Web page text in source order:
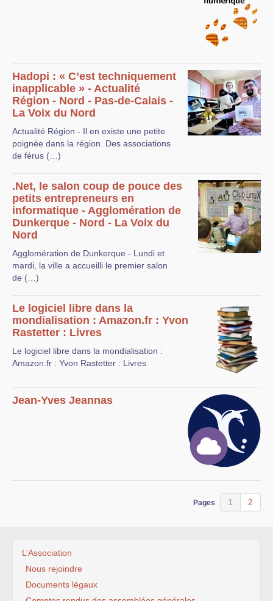
Hadopi : « C’est techniquement
inapplicable » - Actualité
Région - Nord - Pas-de-Calais -
La Voix du Nord
Actualité Région - Il en existe une petite
poignée dans la région. Des associations
de férus (…)
.Net, le salon coup de pouce des
petits entrepreneurs en
informatique - Agglomération de
Dunkerque - Nord - La Voix du
Nord
Agglomération de Dunkerque - Lundi et
mardi, la ville a accueilli le premier salon
de (…)
Le logiciel libre dans la
mondialisation : Amazon.fr : Yvon
Rastetter : Livres
Le logiciel libre dans la mondialisation :
Amazon.fr : Yvon Rastetter : Livres
Jean-Yves Jeannas
Pages 1 2
L’Association
Nous rejoindre
Documents légaux